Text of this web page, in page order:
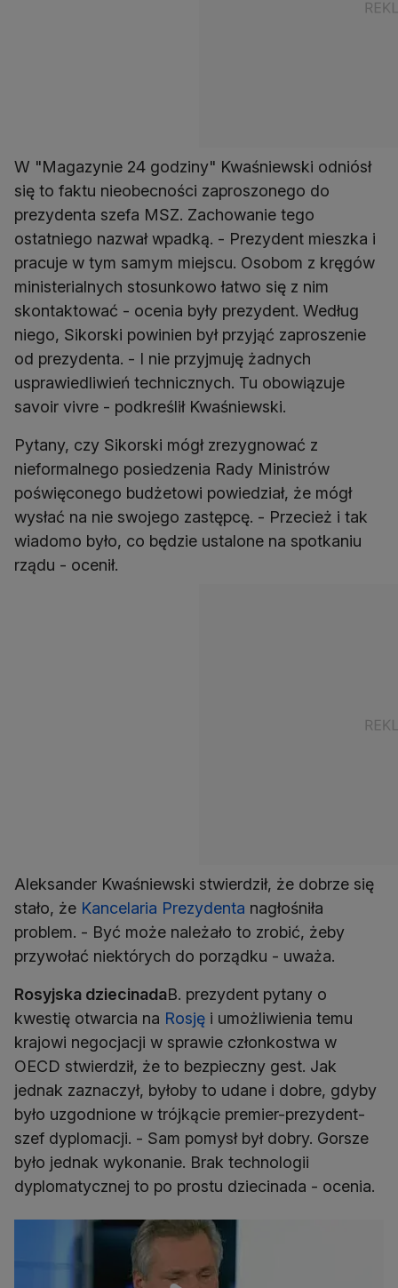
W "Magazynie 24 godziny" Kwaśniewski odniósł
się to faktu nieobecności zaproszonego do
prezydenta szefa MSZ. Zachowanie tego
ostatniego nazwał wpadką. - Prezydent mieszka i
pracuje w tym samym miejscu. Osobom z kręgów
ministerialnych stosunkowo łatwo się z nim
skontaktować - ocenia były prezydent. Według
niego, Sikorski powinien był przyjąć zaproszenie
od prezydenta. - I nie przyjmuję żadnych
usprawiedliwień technicznych. Tu obowiązuje
savoir vivre - podkreślił Kwaśniewski.
Pytany, czy Sikorski mógł zrezygnować z
nieformalnego posiedzenia Rady Ministrów
poświęconego budżetowi powiedział, że mógł
wysłać na nie swojego zastępcę. - Przecież i tak
wiadomo było, co będzie ustalone na spotkaniu
rządu - ocenił.
Aleksander Kwaśniewski stwierdził, że dobrze się
stało, że Kancelaria Prezydenta nagłośniła
problem. - Być może należało to zrobić, żeby
przywołać niektórych do porządku - uważa.
Rosyjska dziecinadaB. prezydent pytany o
kwestię otwarcia na Rosję i umożliwienia temu
krajowi negocjacji w sprawie członkostwa w
OECD stwierdził, że to bezpieczny gest. Jak
jednak zaznaczył, byłoby to udane i dobre, gdyby
było uzgodnione w trójkącie premier-prezydent-
szef dyplomacji. - Sam pomysł był dobry. Gorsze
było jednak wykonanie. Brak technologii
dyplomatycznej to po prostu dziecinada - ocenia.